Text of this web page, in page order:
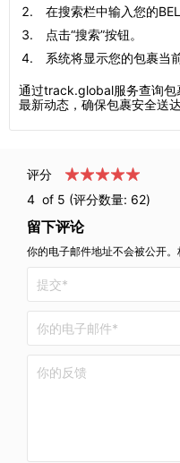
在搜索栏中输入您的BEL
点击“搜索”按钮。
系统将显示您的包裹当
通过track.global服务查询包
最新动态，确保包裹安全送达
评分
4 of 5 (评分数量: 62)
留下评论
你的电子邮件地址不会被公开